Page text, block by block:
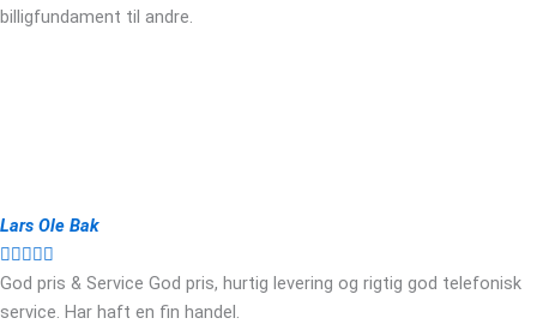
billigfundament til andre.
Lars Ole Bak

God pris & Service God pris, hurtig levering og rigtig god telefonisk
service. Har haft en fin handel.